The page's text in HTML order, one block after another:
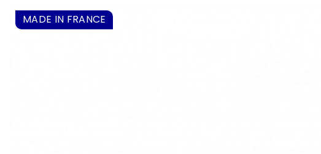
MADE IN FRANCE